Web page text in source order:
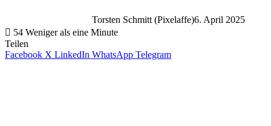
Torsten Schmitt (Pixelaffe)6. April 2025
54 Weniger als eine Minute
Teilen
Facebook X LinkedIn WhatsApp Telegram